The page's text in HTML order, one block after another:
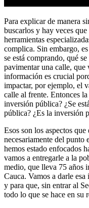
Para explicar de manera
buscarlos y hay veces
herramientas
complica. Sin embargo,
se está comprando, qué
pavimentar una calle, que
información es crucial
impactar, por ejemplo, el
calle al frente. Entonces
inversión pública? ¿Se
pública? ¿Es la inversión
Esos son los aspectos
necesariamente del punto
hemos estado enfocados
vamos a entregarle a la
medio, que lleva 75 años
Cauca. Vamos a darle
y para que, sin entrar al
todo lo que se hace en su